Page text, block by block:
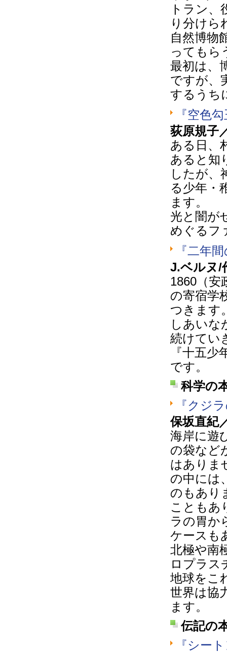
トラン、
り分けら
自然博物
ってもら
最初は、
ですが、
するうち
『空色
荻原規子
ある日、
あると知
したが、
る少年・
ます。
光と闇が
めぐるフ
『二年
J.ベルヌ
1860（安
の寄宿学
つきます
しあいな
続けてい
『十五
です。
科学の
『クジ
保坂直紀
海岸に遊
の袋など
はありま
の中には
のもあり
こともあ
ラの胃か
ケースも
北極や南
ロプラス
地球をこ
世界は協
ます。
伝記の
『シー